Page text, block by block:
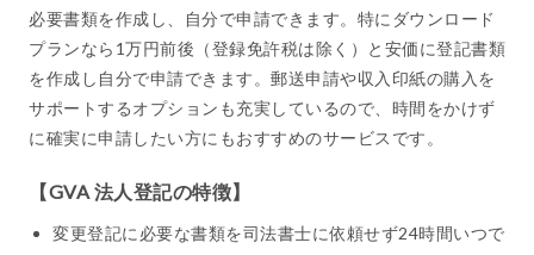
必要書類を作成し、自分で申請できます。特にダウンロード
プランなら1万円前後（登録免許税は除く）と安価に登記書類
を作成し自分で申請できます。郵送申請や収入印紙の購入を
サポートするオプションも充実しているので、時間をかけず
に確実に申請したい方にもおすすめのサービスです。
【GVA 法人登記の特徴】
変更登記に必要な書類を司法書士に依頼せず24時間いつで